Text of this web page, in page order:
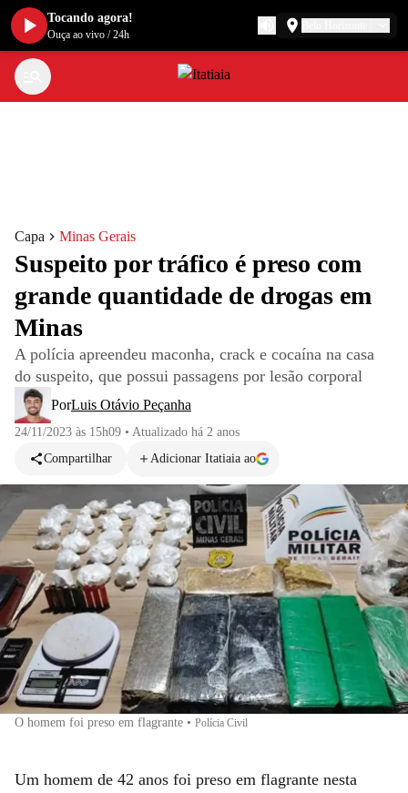
Capa Minas Gerais
Suspeito por tráfico é preso com
grande quantidade de drogas em
Minas
A polícia apreendeu maconha, crack e cocaína na casa
do suspeito, que possui passagens por lesão corporal
PorLuis Otávio Peçanha
24/11/2023 às 15h09 • Atualizado há 2 anos
Compartilhar
Adicionar Itatiaia ao
O homem foi preso em flagrante • Polícia Civil
Um homem de 42 anos foi preso em flagrante nesta
Tocando agora!
Ouça ao vivo /24h